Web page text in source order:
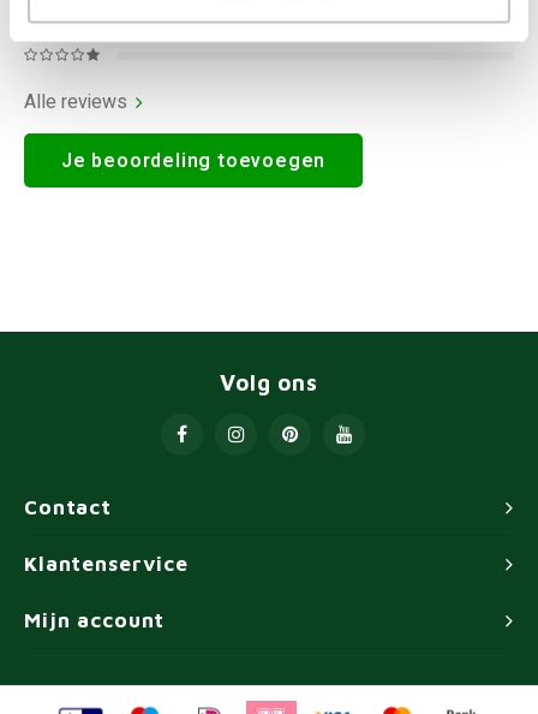
Alle reviews
Je beoordeling toevoegen
Contact
Volg ons
Klantenservice
Mijn account